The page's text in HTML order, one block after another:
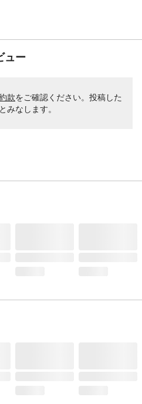
ュー
款をご確認ください。投稿した
みなします。